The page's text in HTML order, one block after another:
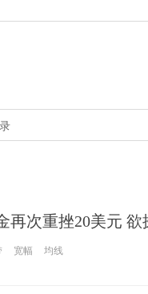
再次重挫20美元
宽幅 均线